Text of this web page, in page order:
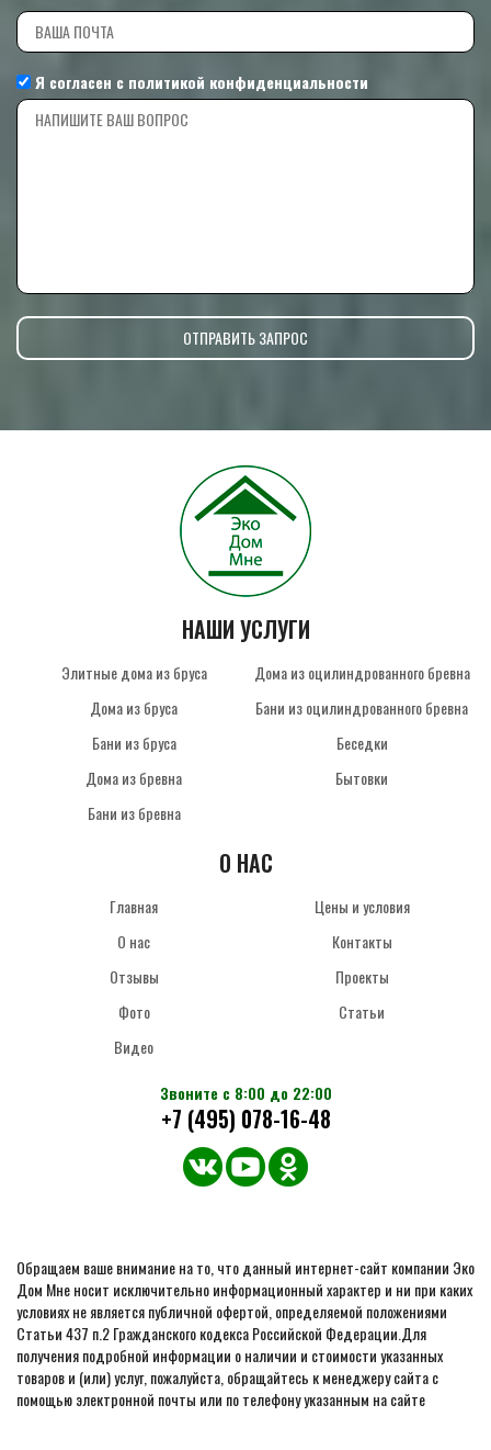
Я согласен с политикой конфиденциальности
НАШИ УСЛУГИ
Элитные дома из бруса
Дома из бруса
Бани из бруса
Дома из бревна
Бани из бревна
Дома из оцилиндрованного бревна
Бани из оцилиндрованного бревна
Беседки
Бытовки
О НАС
Главная
О нас
Отзывы
Фото
Видео
Цены и условия
Контакты
Проекты
Статьи
Звоните с 8:00 до 22:00
+7 (495) 078-16-48
Обращаем ваше внимание на то, что данный интернет-сайт компании Эко
Дом Мне носит исключительно информационный характер и ни при каких
условиях не является публичной офертой, определяемой положениями
Статьи 437 п.2 Гражданского кодекса Российской Федерации.Для
получения подробной информации о наличии и стоимости указанных
товаров и (или) услуг, пожалуйста, обращайтесь к менеджеру сайта с
помощью электронной почты или по телефону указанным на сайте